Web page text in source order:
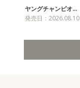
ヤングチャンピオ…
発売日：2026.08.10